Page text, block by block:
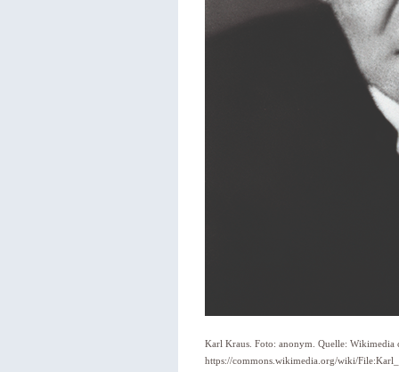
Karl Kraus. Foto: anonym. Quelle:
https://commons.wikimedia.org/wiki/